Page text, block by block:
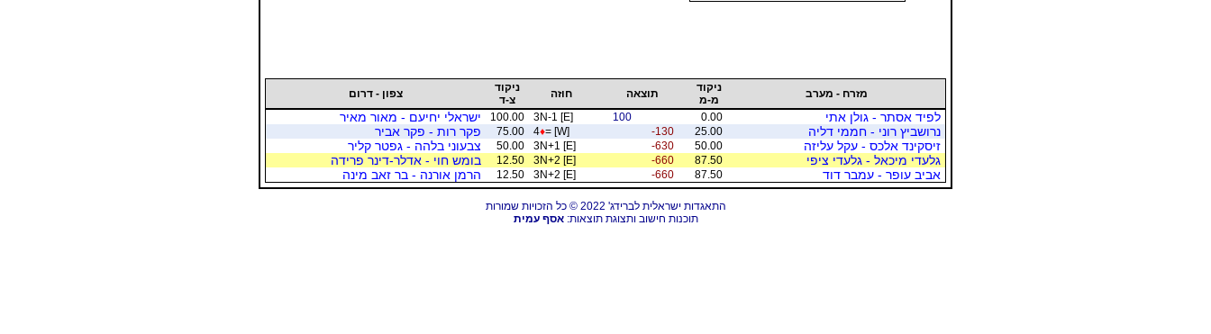
מזרח - מערב
ניקוד
מ-מ
תוצאה חוזה
ניקוד
צ-ד
צפון - דרום
לפיד אסתר - גולן אתי 0.00
100
3N-1 [E]
100.00
ישראלי יחיעם - מאור מאיר
נרושביץ רוני - חממי דליה
25.00
-130
4♦= [W]
75.00
פקר רות - פקר אביר
זיסקינד אלכס - עקל עליזה
50.00
-630
3N+1 [E]
50.00
צבעוני בלהה - גפטר קליר
גלעדי מיכאל - גלעדי ציפי
87.50
-660
3N+2 [E]
12.50
בומש חוי - אדלר-דינר פרידה
אביב עופר - עמבר דוד
87.50
-660
3N+2 [E]
12.50 הרמן אורנה - בר זאב מינה
התאגדות ישראלית לברידג' 2022 © כל הזכויות שמורות
תוכנות חישוב ותצוגת תוצאות:אסף עמית